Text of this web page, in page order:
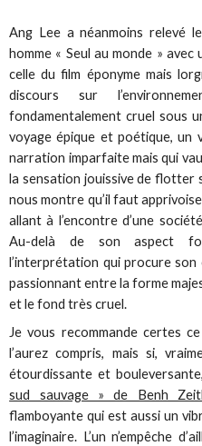
Ang Lee a néanmoins relevé
homme « Seul au monde »
celle du film éponyme mais
discours sur
fondamentalement cruel sous
voyage épique et poétique, un
narration imparfaite mais qui
la sensation jouissive de flotter
nous montre qu’il faut
allant à l’encontre d’une
Au-delà de son aspect
l’interprétation qui procure
passionnant entre la forme
et le fond très cruel.
Je vous recommande certes
l’aurez compris, mais si,
étourdissante et
sud sauvage » de Benh
flamboyante qui est aussi un
l’imaginaire. L’un n’empêche